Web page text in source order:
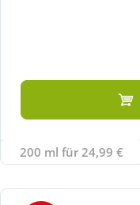
200 ml für 24,99 €